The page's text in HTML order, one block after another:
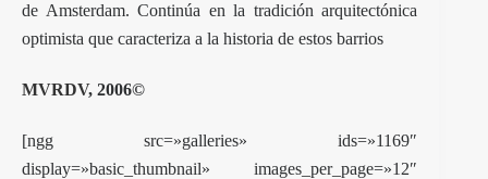
de Amsterdam. Continúa en la tradición arquitectónica
optimista que caracteriza a la historia de estos barrios
MVRDV, 2006©
[ngg src=»galleries» ids=»1169″
display=»basic_thumbnail» images_per_page=»12″